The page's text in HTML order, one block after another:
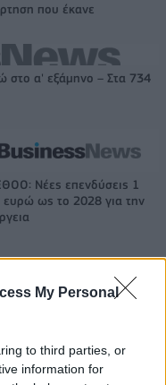
My Personal
to third parties, or
information for
που έκανε
στο α' εξάμηνο – Στα 734
Νέες επενδύσεις 1
ευρώ ως το 2028 για την
την αγορά leasing
χρονιά για τον